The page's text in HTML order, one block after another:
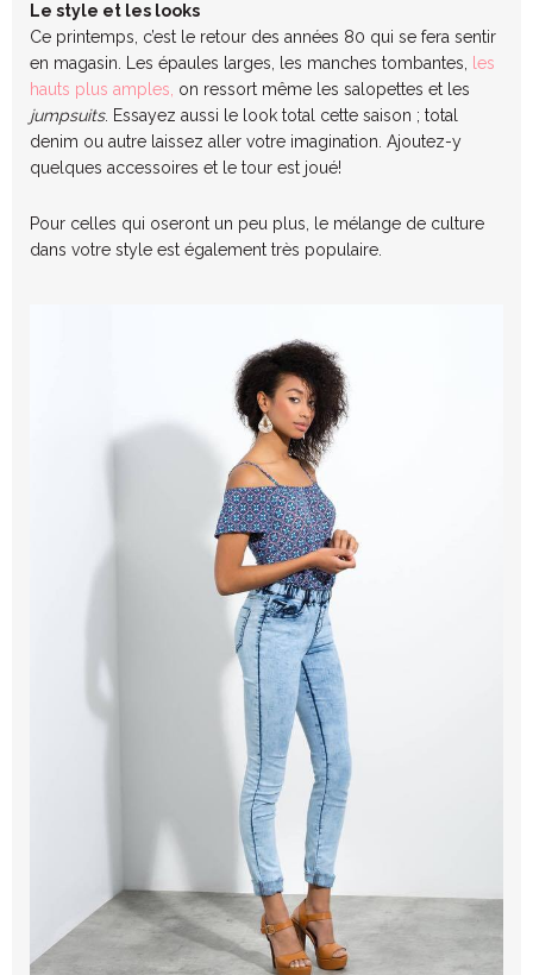
Le style et les looks
Ce printemps, c’est le retour des années 80 qui se fera sentir
en magasin. Les épaules larges, les manches tombantes,
les
hauts plus amples, on ressort même les salopettes et les
jumpsuits. Essayez aussi le look total cette saison ; total
denim ou autre laissez aller votre imagination. Ajoutez-y
quelques accessoires et le tour est joué!
Pour celles qui oseront un peu plus, le mélange de culture
dans votre style est également très populaire.